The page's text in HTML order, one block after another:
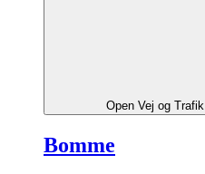
Open Vej og Trafik
Bomme